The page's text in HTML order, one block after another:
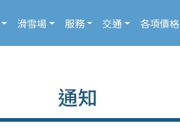
滑雪場 服務 交通 各項價格
通知